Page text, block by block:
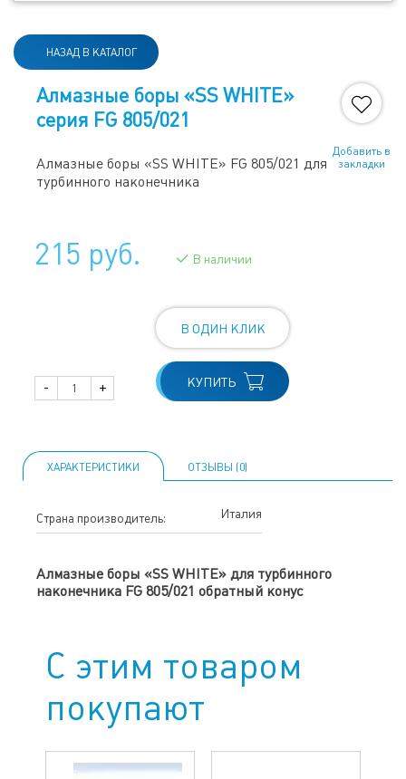
НАЗАД В КАТАЛОГ
Алмазные боры «SS WHITE»
серия FG 805/021
Алмазные боры «SS WHITE» FG 805/021 для
турбинного наконечника
Добавить в
закладки
215 руб. В наличии
- +
В ОДИН КЛИК
КУПИТЬ
ХАРАКТЕРИСТИКИ ОТЗЫВЫ (0)
Страна производитель: Италия
Алмазные боры «SS WHITE» для турбинного
наконечника FG 805/021 обратный конус
С этим товаром
покупают